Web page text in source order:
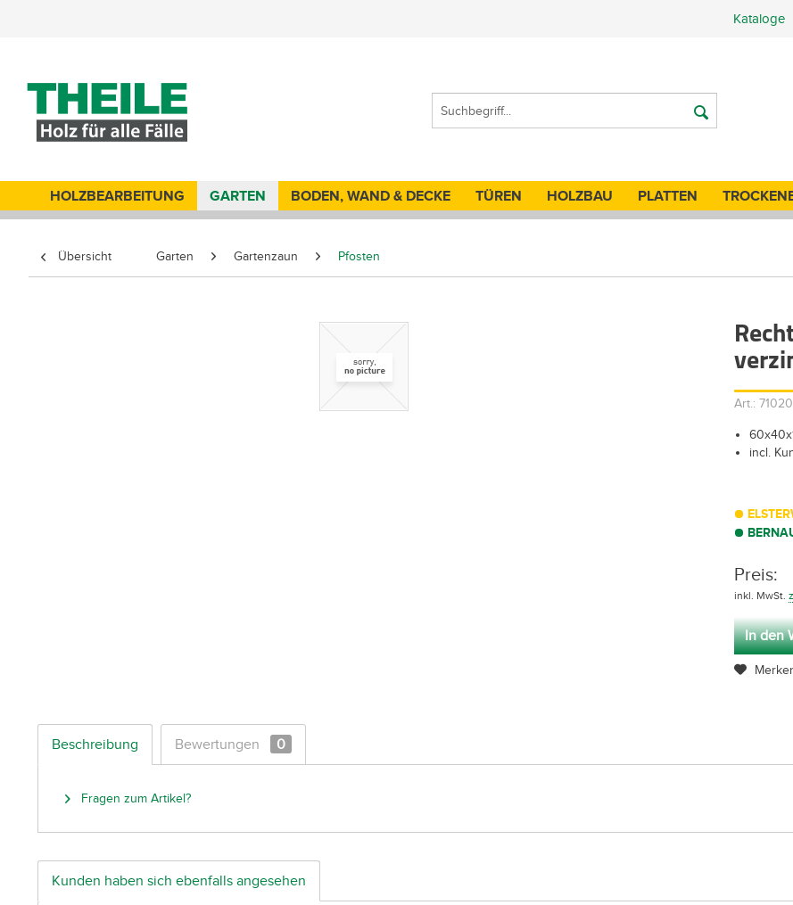
Kataloge
HOLZBEARBEITUNG GARTEN BODEN, WAND & DECKE TÜREN HOLZBAU PLATTEN
Übersicht Garten Gartenzaun Pfosten
Art.:
incl.
Preis:
inkl. MwSt.
In den
Beschreibung Bewertungen 0
Fragen zum Artikel?
Kunden haben sich ebenfalls angesehen